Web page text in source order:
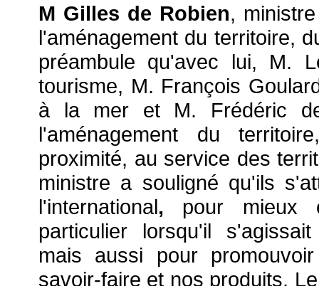
M Gilles de Robien,
l'aménagement du territoire,
préambule qu'avec lui, M.
tourisme, M. François
à la mer et M. Frédéric
l'aménagement du
proximité, au service des
ministre a souligné qu'ils
l'international, pour mieux
particulier lorsqu'il
mais aussi pour
savoir-faire et nos produits.